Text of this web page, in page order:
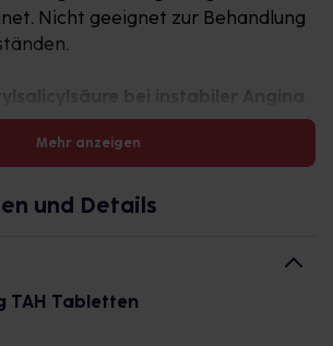
Nicht geeignet zur Behandlung
TAH mit dem Wirkstoff
für die Blutgerinnung. Haften
in der Arterie
wird der Blutfluss gestoppt und
Mehr anzeigen
und Details
TAH Tabletten